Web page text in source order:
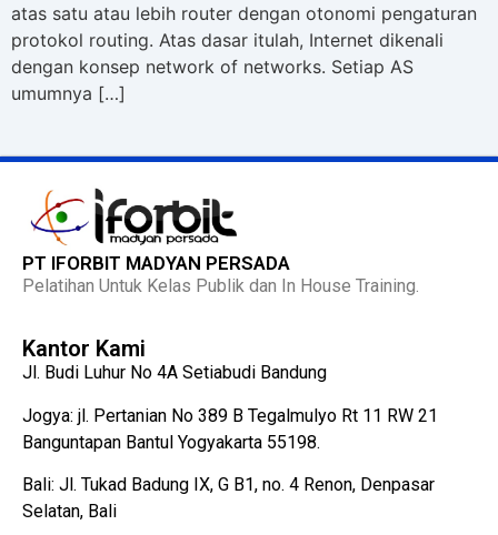
atas satu atau lebih router dengan otonomi pengaturan
protokol routing. Atas dasar itulah, Internet dikenali
dengan konsep network of networks. Setiap AS
umumnya […]
PT IFORBIT MADYAN PERSADA
Pelatihan Untuk Kelas Publik dan In House Training.
Kantor Kami
Jl. Budi Luhur No 4A Setiabudi Bandung
Jogya: jl. Pertanian No 389 B Tegalmulyo Rt 11 RW 21
Banguntapan Bantul Yogyakarta 55198.
Bali: Jl. Tukad Badung IX, G B1, no. 4 Renon, Denpasar
Selatan, Bali